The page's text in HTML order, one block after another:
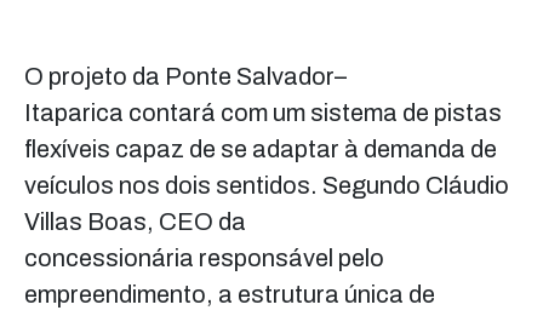
O projeto da Ponte Salvador–
Itaparica contará com um sistema de pistas
flexíveis capaz de se adaptar à demanda de
veículos nos dois sentidos. Segundo Cláudio
Villas Boas, CEO da
concessionária responsável pelo
empreendimento, a estrutura única de